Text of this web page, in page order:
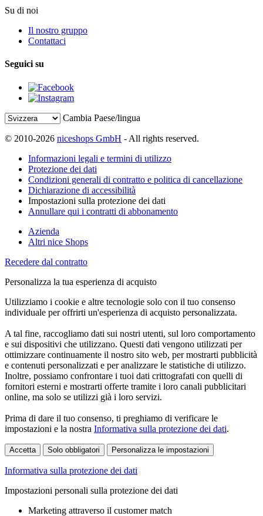
Su di noi
Il nostro gruppo
Contattaci
Seguici su
Cambia Paese/lingua
© 2010-2026 niceshops GmbH - All rights reserved.
Informazioni legali e termini di utilizzo
Protezione dei dati
Condizioni generali di contratto e politica di cancellazione
Dichiarazione di accessibilità
Impostazioni sulla protezione dei dati
Annullare qui i contratti di abbonamento
Azienda
Altri nice Shops
Recedere dal contratto
Personalizza la tua esperienza di acquisto
Utilizziamo i cookie e altre tecnologie solo con il tuo consenso
individuale per offrirti un'esperienza di acquisto personalizzata.
A tal fine, raccogliamo dati sui nostri utenti, sul loro comportamento
e sui dispositivi che utilizzano. Questi dati vengono utilizzati per
ottimizzare continuamente il nostro sito web, per mostrarti pubblicità
e contenuti personalizzati e per analizzare le statistiche di utilizzo.
Inoltre, possiamo confrontare i tuoi dati crittografati con quelli di
fornitori esterni e mostrarti offerte tramite i loro canali pubblicitari
online, ma solo se utilizzi già i loro servizi.
Prima di dare il tuo consenso, ti preghiamo di verificare le
impostazioni e la nostra Informativa sulla protezione dei dati.
Accetta Solo obbligatori Personalizza le impostazioni
Informativa sulla protezione dei dati
Impostazioni personali sulla protezione dei dati
Marketing attraverso il customer match